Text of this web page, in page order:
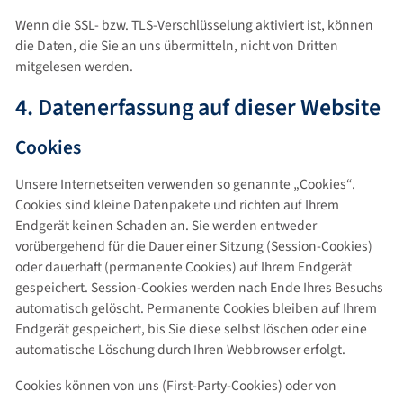
Wenn die SSL- bzw. TLS-Verschlüsselung aktiviert ist, können
die Daten, die Sie an uns übermitteln, nicht von Dritten
mitgelesen werden.
4. Datenerfassung auf dieser Website
Cookies
Unsere Internetseiten verwenden so genannte „Cookies“.
Cookies sind kleine Datenpakete und richten auf Ihrem
Endgerät keinen Schaden an. Sie werden entweder
vorübergehend für die Dauer einer Sitzung (Session-Cookies)
oder dauerhaft (permanente Cookies) auf Ihrem Endgerät
gespeichert. Session-Cookies werden nach Ende Ihres Besuchs
automatisch gelöscht. Permanente Cookies bleiben auf Ihrem
Endgerät gespeichert, bis Sie diese selbst löschen oder eine
automatische Löschung durch Ihren Webbrowser erfolgt.
Cookies können von uns (First-Party-Cookies) oder von